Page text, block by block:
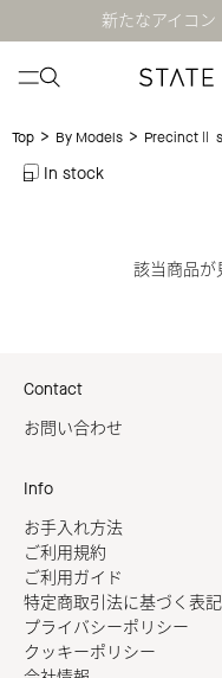
新たなアイコ
Top > By Models > PrecinctⅡ
In stock
該当商品が
Contact
お問い合わせ
Info
お手入れ方法
ご利用規約
ご利用ガイド
特定商取引法に基づく表記
プライバシーポリシー
クッキーポリシー